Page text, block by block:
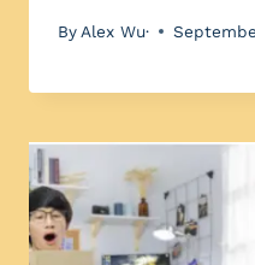
By Alex Wu·